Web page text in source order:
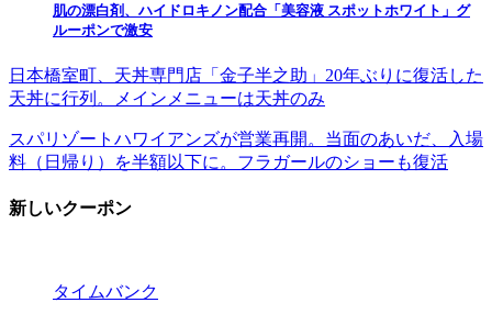
肌の漂白剤、ハイドロキノン配合「美容液 スポットホワイト」グ
ルーポンで激安
日本橋室町、天丼専門店「金子半之助」20年ぶりに復活した
天丼に行列。メインメニューは天丼のみ
スパリゾートハワイアンズが営業再開。当面のあいだ、入場
料（日帰り）を半額以下に。フラガールのショーも復活
新しいクーポン
タイムバンク